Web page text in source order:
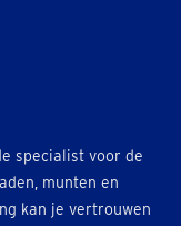
specialist voor de
munten en
kan je vertrouwen